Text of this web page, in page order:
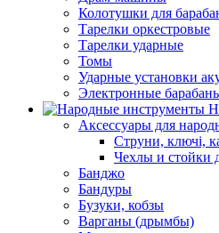
Колотушки для
Тарелки оркестровые
Тарелки ударные
Томы
Ударные установки
Электронные
Аксессуары для
Струни, ключі,
Чехлы и стойки
Банджо
Бандуры
Бузуки, кобзы
Варганы (дрымбы)